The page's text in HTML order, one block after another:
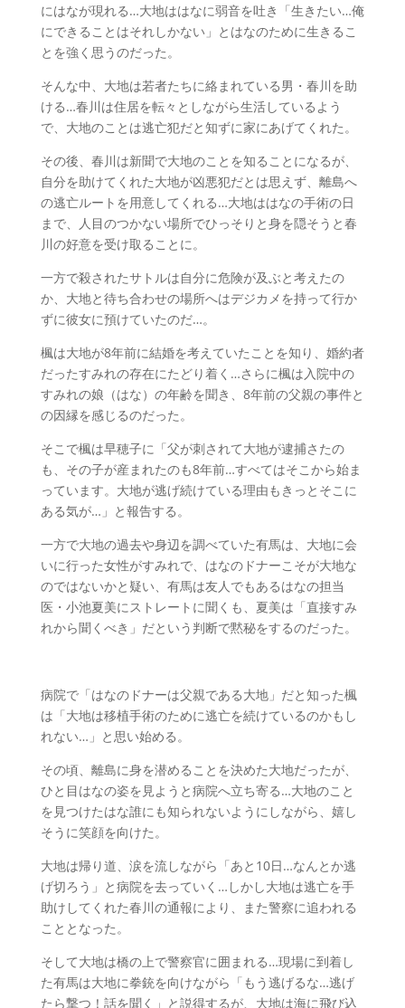
にはなが現れる…大地ははなに弱音を吐き「生きたい…俺
にできることはそれしかない」とはなのために生きるこ
とを強く思うのだった。
そんな中、大地は若者たちに絡まれている男・春川を助
ける…春川は住居を転々としながら生活しているよう
で、大地のことは逃亡犯だと知ずに家にあげてくれた。
その後、春川は新聞で大地のことを知ることになるが、
自分を助けてくれた大地が凶悪犯だとは思えず、離島へ
の逃亡ルートを用意してくれる…大地ははなの手術の日
まで、人目のつかない場所でひっそりと身を隠そうと春
川の好意を受け取ることに。
一方で殺されたサトルは自分に危険が及ぶと考えたの
か、大地と待ち合わせの場所へはデジカメを持って行か
ずに彼女に預けていたのだ…。
楓は大地が8年前に結婚を考えていたことを知り、婚約者
だったすみれの存在にたどり着く…さらに楓は入院中の
すみれの娘（はな）の年齢を聞き、8年前の父親の事件と
の因縁を感じるのだった。
そこで楓は早穂子に「父が刺されて大地が逮捕さたの
も、その子が産まれたのも8年前…すべてはそこから始ま
っています。大地が逃げ続けている理由もきっとそこに
ある気が…」と報告する。
一方で大地の過去や身辺を調べていた有馬は、大地に会
いに行った女性がすみれで、はなのドナーこそが大地な
のではないかと疑い、有馬は友人でもあるはなの担当
医・小池夏美にストレートに聞くも、夏美は「直接すみ
れから聞くべき」だという判断で黙秘をするのだった。
病院で「はなのドナーは父親である大地」だと知った楓
は「大地は移植手術のために逃亡を続けているのかもし
れない…」と思い始める。
その頃、離島に身を潜めることを決めた大地だったが、
ひと目はなの姿を見ようと病院へ立ち寄る…大地のこと
を見つけたはな誰にも知られないようにしながら、嬉し
そうに笑顔を向けた。
大地は帰り道、涙を流しながら「あと10日…なんとか逃
げ切ろう」と病院を去っていく…しかし大地は逃亡を手
助けしてくれた春川の通報により、また警察に追われる
こととなった。
そして大地は橋の上で警察官に囲まれる…現場に到着し
た有馬は大地に拳銃を向けながら「もう逃げるな…逃げ
たら撃つ！話を聞く」と説得するが、大地は海に飛び込